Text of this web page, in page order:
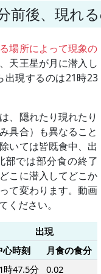
前後、現れ
場所によって現象の
天王星が月に潜入し
出現するのは21時23
、隠れたり現れたり
具合）も異なること
いては皆既食中、出
部では部分食の終了
こに潜入してどこか
て変わります。動画
ください。
出現
心時刻
月食の食分
時47.5分 0.02